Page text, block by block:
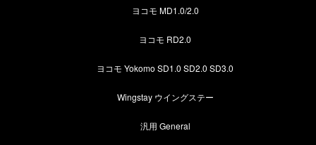
ヨコモ MD1.0/2.0
ヨコモ RD2.0
ヨコモ Yokomo SD1.0 SD2.0 SD3.0
Wingstay ウイングステー
汎用 General